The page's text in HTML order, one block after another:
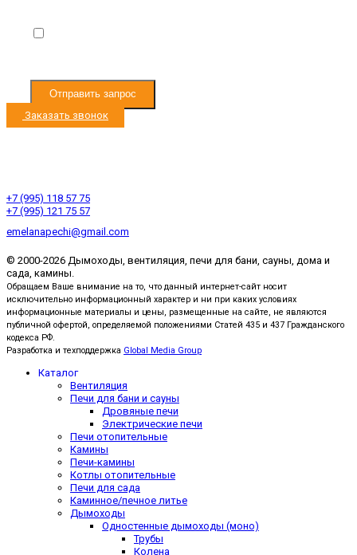
Отправить запрос
Заказать звонок
+7 (995) 118 57 75
+7 (995) 121 75 57
emelanapechi@gmail.com
© 2000-2026 Дымоходы, вентиляция, печи для бани, сауны, дома и
сада, камины.
Обращаем Ваше внимание на то, что данный интернет-сайт носит
исключительно информационный характер и ни при каких условиях
информационные материалы и цены, размещенные на сайте, не являются
публичной офертой, определяемой положениями Статей 435 и 437 Гражданского
кодекса РФ.
Разработка и техподдержка Global Media Group
Каталог
Вентиляция
Печи для бани и сауны
Дровяные печи
Электрические печи
Печи отопительные
Камины
Печи-камины
Котлы отопительные
Печи для сада
Каминное/печное литье
Дымоходы
Одностенные дымоходы (моно)
Трубы
Колена